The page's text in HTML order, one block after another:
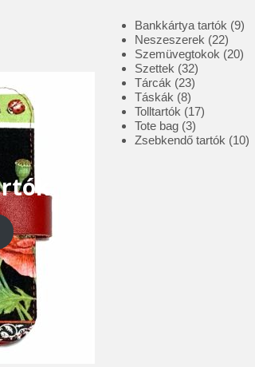
Bankkártya tartók 99
Neszeszerek 2222
termék
Szemüvegtokok 2020
Szettek 3232
termék
Tárcák 2323
termék
Táskák 88
termék
Tolltartók 1717
Tote bag 33
termék
Zsebkendő tartók 1010